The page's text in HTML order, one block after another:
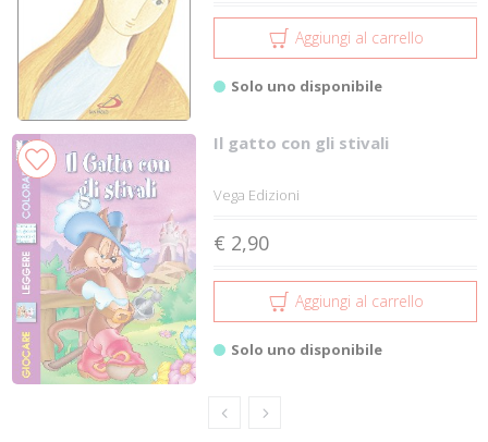
Aggiungi al carrello
Solo uno disponibile
Il gatto con gli stivali
Vega Edizioni
€ 2,90
Aggiungi al carrello
Solo uno disponibile